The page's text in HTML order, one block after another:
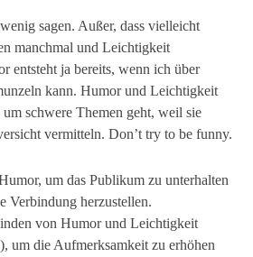
sagen. Außer, dass vielleicht
manchmal und Leichtigkeit
entsteht ja bereits, wenn ich über
kann. Humor und Leichtigkeit
schwere Themen geht, weil sie
vermitteln. Don’t try to be funny.
um das Publikum zu unterhalten
Verbindung herzustellen.
von Humor und Leichtigkeit
um die Aufmerksamkeit zu erhöhen